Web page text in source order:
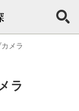
メラ
ラ